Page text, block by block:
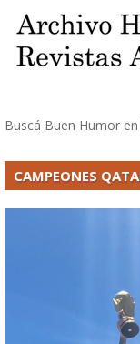
Buscá Buen Humor
CAMPEONES